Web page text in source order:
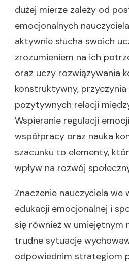
dużej mierze zależy od
emocjonalnych
aktywnie słucha swoich
zrozumieniem na ich
oraz uczy rozwiązywania
konstruktywny,
pozytywnych relacji
Wspieranie regulacji
współpracy oraz nauka
szacunku to elementy,
wpływ na rozwój
Znaczenie nauczyciela we
edukacji emocjonalnej i
się również w umiejętnym
trudne sytuacje
odpowiednim strategiom